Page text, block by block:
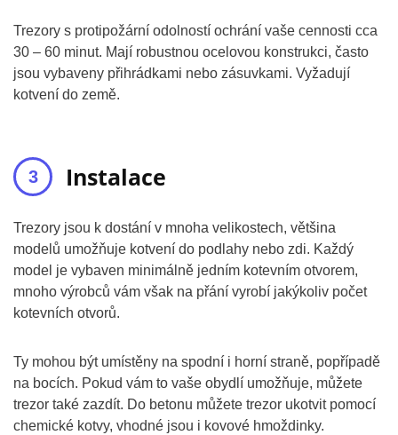
Trezory s protipožární odolností ochrání vaše cennosti cca
30 – 60 minut. Mají robustnou ocelovou konstrukci, často
jsou vybaveny přihrádkami nebo zásuvkami. Vyžadují
kotvení do země.
Instalace
Trezory jsou k dostání v mnoha velikostech, většina
modelů umožňuje kotvení do podlahy nebo zdi. Každý
model je vybaven minimálně jedním kotevním otvorem,
mnoho výrobců vám však na přání vyrobí jakýkoliv počet
kotevních otvorů.
Ty mohou být umístěny na spodní i horní straně, popřípadě
na bocích. Pokud vám to vaše obydlí umožňuje, můžete
trezor také zazdít. Do betonu můžete trezor ukotvit pomocí
chemické kotvy, vhodné jsou i kovové hmoždinky.